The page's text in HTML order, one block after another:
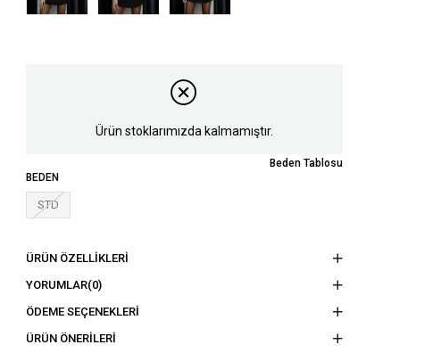
Ürün stoklarımızda kalmamıştır.
BEDEN
STD
Beden Tablosu
ÜRÜN ÖZELLIKLERI
YORUMLAR(0)
ÖDEME SEÇENEKLERI
ÜRÜN ÖNERILERI